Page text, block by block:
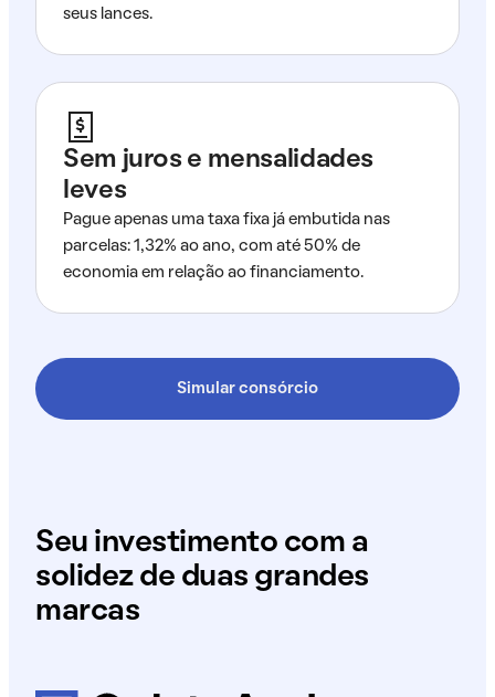
seus lances.
Sem juros e mensalidades
leves
Pague apenas uma taxa fixa já embutida nas
parcelas: 1,32% ao ano, com até 50% de
economia em relação ao financiamento.
Simular consórcio
Seu investimento com a
solidez de duas grandes
marcas